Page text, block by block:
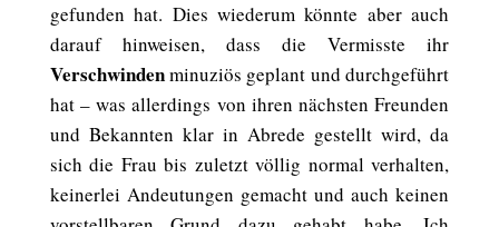
gefunden hat. Dies wiederum könnte aber auch
darauf hinweisen, dass die Vermisste ihr
Verschwindenminuziös geplant und durchgeführt
hat – was allerdings von ihren nächsten Freunden
und Bekannten klar in Abrede gestellt wird, da
sich die Frau bis zuletzt völlig normal verhalten,
keinerlei Andeutungen gemacht und auch keinen